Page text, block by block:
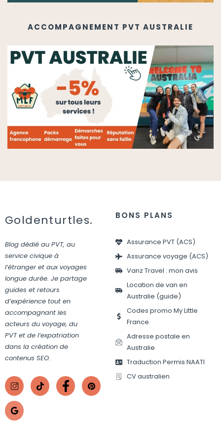
ACCOMPAGNEMENT PVT AUSTRALIE
Goldenturtles.
Blog dédié au PVT, au
service civique à
l’étranger et aux voyages
longue durée. Je partage
guides et retours
d’expérience tout en
accompagnant les
acteurs du voyage, du
PVT et de l’expatriation
dans la création de
contenus SEO.
BONS PLANS
Assurance PVT (ACS)
Assurance voyage (ACS)
Vanz Travel : mon avis
Location de van en
Australie (guide)
Codes promo My Little
France
Adresse postale en
Australie
Traduction Permis NAATI
CV australien